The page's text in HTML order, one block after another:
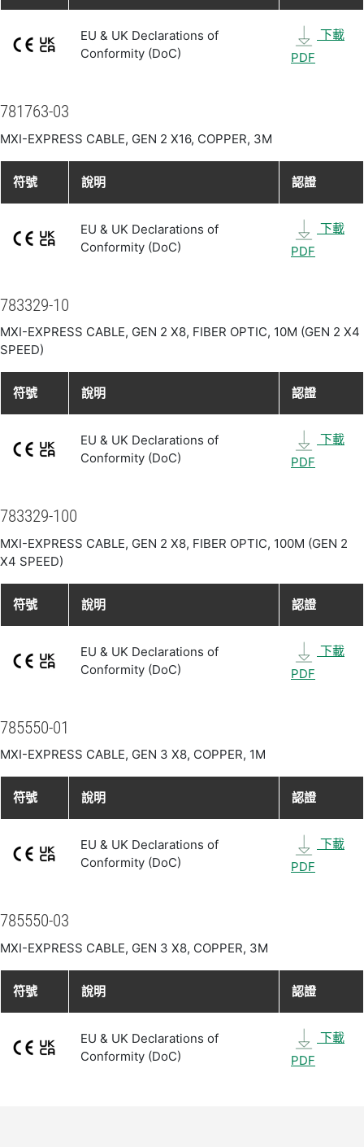
EU & UK Declarations of
Conformity (DoC)
下載
PDF
781763-03
MXI-EXPRESS CABLE, GEN 2 X16, COPPER, 3M
符號 說明 認證
EU & UK Declarations of
Conformity (DoC)
下載
PDF
783329-10
MXI-EXPRESS CABLE, GEN 2 X8, FIBER OPTIC, 10M (GEN 2 X4
SPEED)
符號 說明 認證
EU & UK Declarations of
Conformity (DoC)
下載
PDF
783329-100
MXI-EXPRESS CABLE, GEN 2 X8, FIBER OPTIC, 100M (GEN 2
X4 SPEED)
符號 說明 認證
EU & UK Declarations of
Conformity (DoC)
下載
PDF
785550-01
MXI-EXPRESS CABLE, GEN 3 X8, COPPER, 1M
符號 說明 認證
EU & UK Declarations of
Conformity (DoC)
下載
PDF
785550-03
MXI-EXPRESS CABLE, GEN 3 X8, COPPER, 3M
符號 說明 認證
EU & UK Declarations of
Conformity (DoC)
下載
PDF